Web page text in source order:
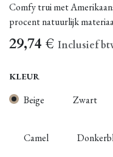
Comfy trui met
procent natuurlijk
29,74 € Inclusief
KLEUR
Beige Zwart
Camel